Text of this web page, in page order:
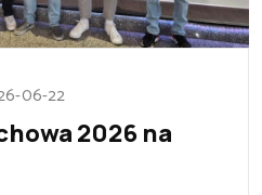
06-22
2026 na